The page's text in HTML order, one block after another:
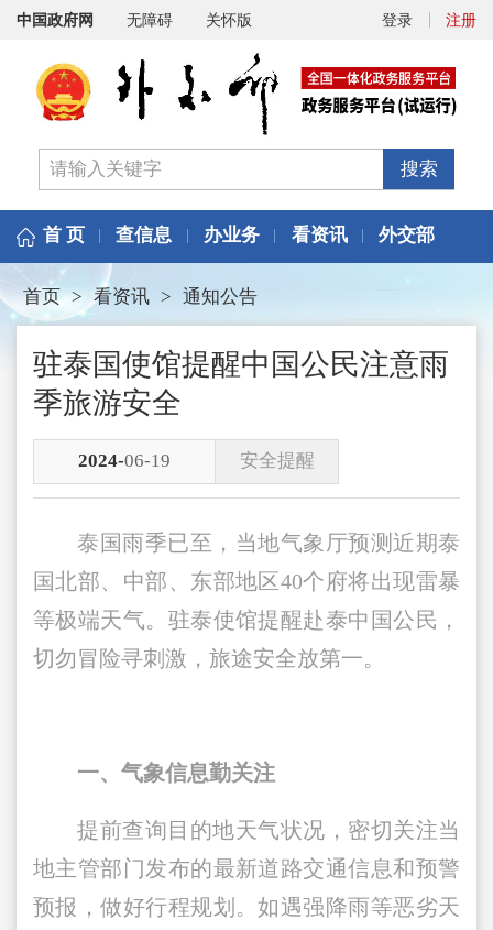
无障碍 关怀版 注册
登录
中国政府网
搜索
首 页 查信息 办业务 看资讯 外交部
首页 > 看资讯 > 通知公告
驻泰国使馆提醒中国公民注意雨
季旅游安全
2024-06-19 安全提醒
泰国雨季已至，当地气象厅预测近期泰
国北部、中部、东部地区40个府将出现雷暴
等极端天气。驻泰使馆提醒赴泰中国公民，
切勿冒险寻刺激，旅途安全放第一。
一、气象信息勤关注
提前查询目的地天气状况，密切关注当
地主管部门发布的最新道路交通信息和预警
预报，做好行程规划。如遇强降雨等恶劣天